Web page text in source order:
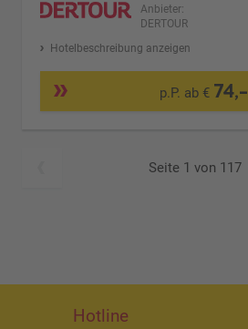
Anbieter:
DERTOUR
Hotelbeschreibung anzeigen
p.P. ab € 74,-
Seite 1 von 117
Hotline